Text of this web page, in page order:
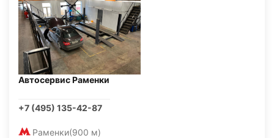
Автосервис Раменки
+7 (495) 135-42-87
Раменки(900 м)